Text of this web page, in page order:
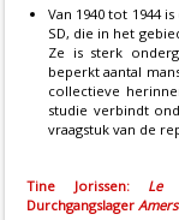
Van 1940 tot 1944
SD, die in het
Ze is sterk
beperkt aantal
collectieve
studie verbindt
vraagstuk van de
Tine Jorissen: Le
Durchgangslager